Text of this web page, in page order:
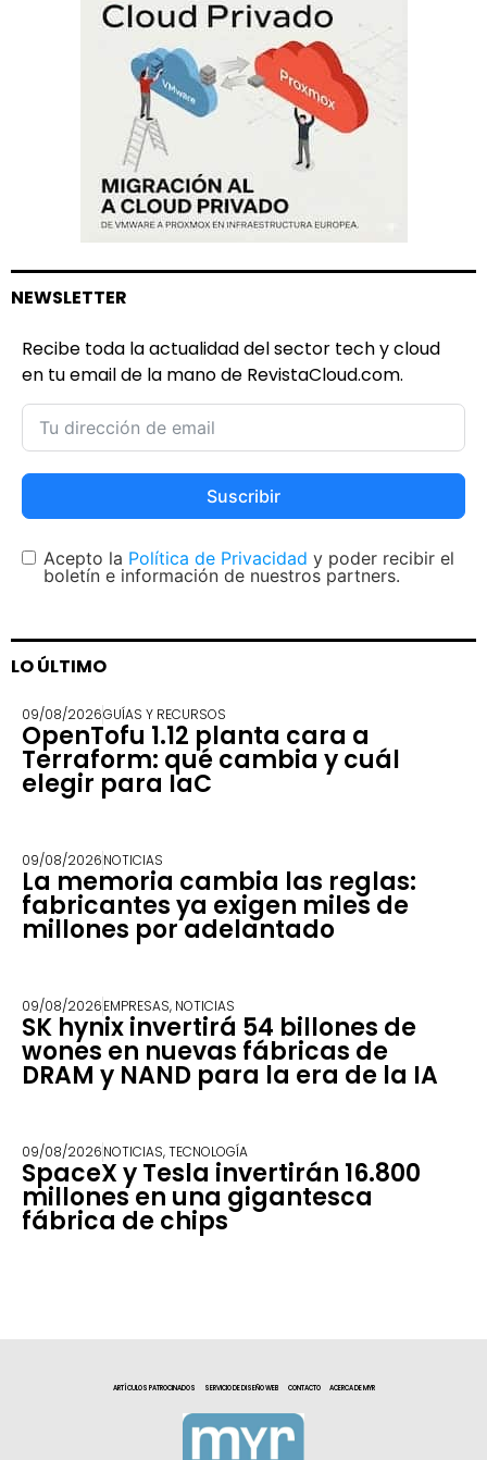
NEWSLETTER
Recibe toda la actualidad del sector tech y cloud
en tu email de la mano de RevistaCloud.com.
Suscribir
Acepto la Política de Privacidad y poder recibir el
boletín e información de nuestros partners.
LO ÚLTIMO
09/08/2026GUÍAS Y RECURSOS
OpenTofu 1.12 planta cara a
Terraform: qué cambia y cuál
elegir para IaC
09/08/2026NOTICIAS
La memoria cambia las reglas:
fabricantes ya exigen miles de
millones por adelantado
09/08/2026EMPRESAS, NOTICIAS
SK hynix invertirá 54 billones de
wones en nuevas fábricas de
DRAM y NAND para la era de la IA
09/08/2026NOTICIAS,TECNOLOGÍA
SpaceX y Tesla invertirán 16.800
millones en una gigantesca
fábrica de chips
ARTÍCULOS PATROCINADOS SERVICIO DE DISEÑO WEB CONTACTO ACERCA DE MYR